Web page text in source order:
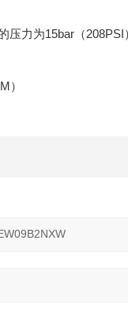
压力为15bar（208PSI
）